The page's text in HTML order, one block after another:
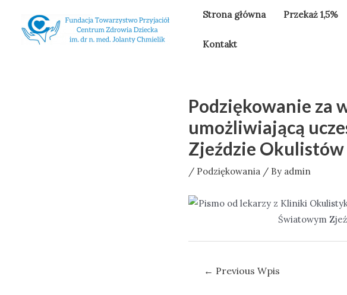
content
Strona główna Przekaż 1,5%
Kontakt
Podziękowanie za
umożliwiającą
Zjeździe
/ Podziękowania / By admin
Nawigacja
← Previous Wpis